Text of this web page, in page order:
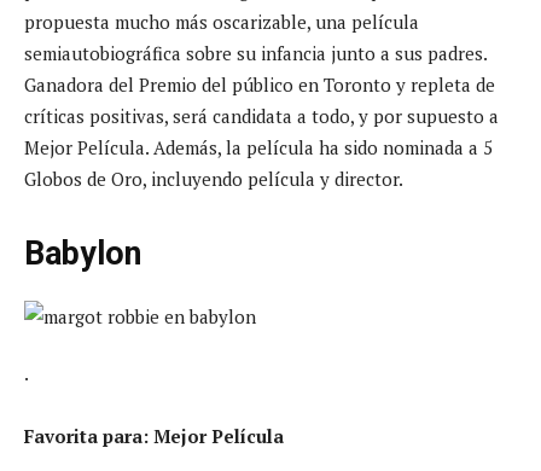
propuesta mucho más oscarizable, una película
semiautobiográfica sobre su infancia junto a sus padres.
Ganadora del Premio del público en Toronto y repleta de
críticas positivas, será candidata a todo, y por supuesto a
Mejor Película. Además, la película ha sido nominada a 5
Globos de Oro, incluyendo película y director.
Babylon
.
Favorita para: Mejor Película